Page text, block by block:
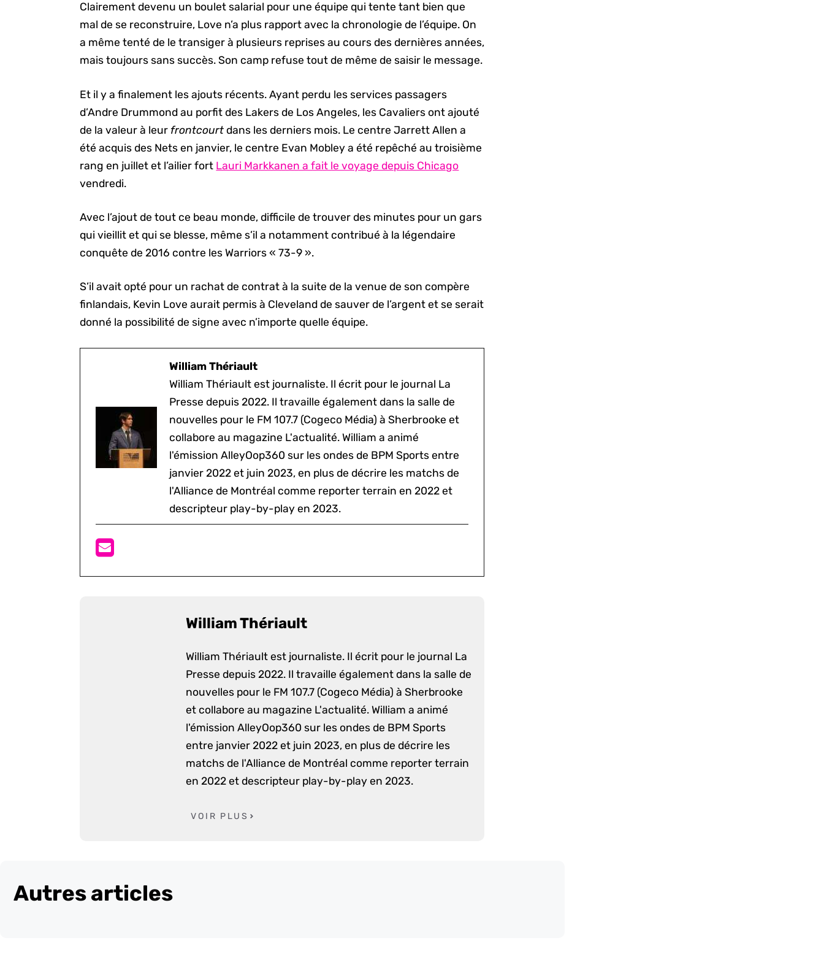
Clairement devenu un boulet salarial pour une équipe qui tente tant bien que
mal de se reconstruire, Love n’a plus rapport avec la chronologie de l’équipe. On
a même tenté de le transiger à plusieurs reprises au cours des dernières années,
mais toujours sans succès. Son camp refuse tout de même de saisir le message.
Et il y a finalement les ajouts récents. Ayant perdu les services passagers
d’Andre Drummond au porfit des Lakers de Los Angeles, les Cavaliers ont ajouté
de la valeur à leur frontcourt dans les derniers mois. Le centre Jarrett Allen a
été acquis des Nets en janvier, le centre Evan Mobley a été repêché au troisième
rang en juillet et l’ailier fort Lauri Markkanen a fait le voyage depuis Chicago
vendredi.
Avec l’ajout de tout ce beau monde, difficile de trouver des minutes pour un gars
qui vieillit et qui se blesse, même s’il a notamment contribué à la légendaire
conquête de 2016 contre les Warriors « 73-9 ».
S’il avait opté pour un rachat de contrat à la suite de la venue de son compère
finlandais, Kevin Love aurait permis à Cleveland de sauver de l’argent et se serait
donné la possibilité de signe avec n’importe quelle équipe.
William Thériault
William Thériault est journaliste. Il écrit pour le journal La
Presse depuis 2022. Il travaille également dans la salle de
nouvelles pour le FM 107.7 (Cogeco Média) à Sherbrooke et
collabore au magazine L'actualité. William a animé
l'émission AlleyOop360 sur les ondes de BPM Sports entre
janvier 2022 et juin 2023, en plus de décrire les matchs de
l'Alliance de Montréal comme reporter terrain en 2022 et
descripteur play-by-play en 2023.
William Thériault
William Thériault est journaliste. Il écrit pour le journal La
Presse depuis 2022. Il travaille également dans la salle de
nouvelles pour le FM 107.7 (Cogeco Média) à Sherbrooke
et collabore au magazine L'actualité. William a animé
l'émission AlleyOop360 sur les ondes de BPM Sports
entre janvier 2022 et juin 2023, en plus de décrire les
matchs de l'Alliance de Montréal comme reporter terrain
en 2022 et descripteur play-by-play en 2023.
VOIR PLUS
Autres articles